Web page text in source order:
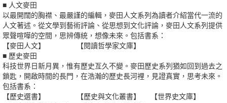
■ 人文麥田
以最開闊的胸襟、最嚴謹的編輯，麥田人文系列為讀者介紹當代一流的
人文著述。從文學到藝術評論、從思想到文化評論，麥田人文系列提供
眾聲喧嘩的空間，思辨傳統，想像未來。包括書系：
【麥田人文】
【閱讀哲學家文庫】
■ 歷史麥田
科技世界日新月異，惟有歷史亙久不變。麥田歷史系列猶如回到過去之
鎖匙，開啟時間的長門，在浩瀚的歷史長河裡，見證真實，思考未來。
包括書系：
【歷史選書】
【歷史與文化叢書】
【世界史文庫】